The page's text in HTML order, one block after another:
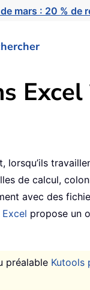
mars : 20 % de
Excel
de calcul,
avec des
propose un
préalable Kutools